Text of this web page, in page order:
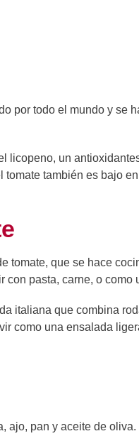
por todo el mundo y se
licopeno, un
también es bajo
tomate, que se hace
pasta, carne, o como
italiana que combina
como una ensalada
ajo, pan y aceite de